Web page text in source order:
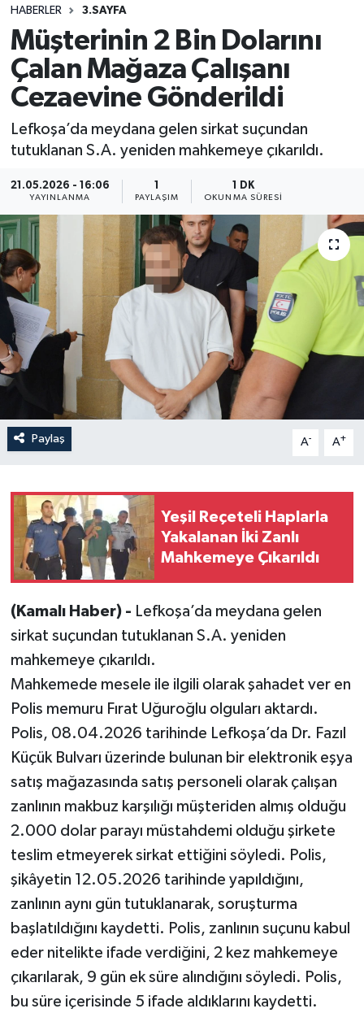
HABERLER 3.SAYFA
Müşterinin 2 Bin Dolarını
Çalan Mağaza Çalışanı
Cezaevine Gönderildi
Lefkoşa’da meydana gelen sirkat suçundan
tutuklanan S.A. yeniden mahkemeye çıkarıldı.
21.05.2026 - 16:06
YAYINLANMA
1
PAYLAŞIM
1 DK
OKUNMA SÜRESI
Paylaş A- A+
Yeşil Reçeteli Haplarla
Yakalanan İki Zanlı
Mahkemeye Çıkarıldı
(Kamalı Haber) - Lefkoşa’da meydana gelen
sirkat suçundan tutuklanan S.A. yeniden
mahkemeye çıkarıldı.
Mahkemede mesele ile ilgili olarak şahadet ver en
Polis memuru Fırat Uğuroğlu olguları aktardı.
Polis, 08.04.2026 tarihinde Lefkoşa’da Dr. Fazıl
Küçük Bulvarı üzerinde bulunan bir elektronik eşya
satış mağazasında satış personeli olarak çalışan
zanlının makbuz karşılığı müşteriden almış olduğu
2.000 dolar parayı müstahdemi olduğu şirkete
teslim etmeyerek sirkat ettiğini söyledi. Polis,
şikâyetin 12.05.2026 tarihinde yapıldığını,
zanlının aynı gün tutuklanarak, soruşturma
başlatıldığını kaydetti. Polis, zanlının suçunu kabul
eder nitelikte ifade verdiğini, 2 kez mahkemeye
çıkarılarak, 9 gün ek süre alındığını söyledi. Polis,
bu süre içerisinde 5 ifade aldıklarını kaydetti.